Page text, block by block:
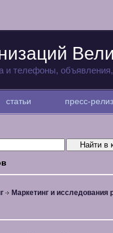
и телефоны,
статьи пресс-
Маркетинг и исследования